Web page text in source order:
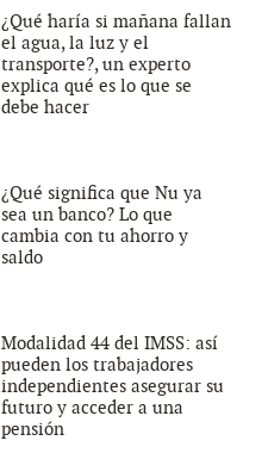
¿Qué haría si mañana fallan
el agua, la luz y el
transporte?, un experto
explica qué es lo que se
debe hacer
¿Qué significa que Nu ya
sea un banco? Lo que
cambia con tu ahorro y
saldo
Modalidad 44 del IMSS: así
pueden los trabajadores
independientes asegurar su
futuro y acceder a una
pensión